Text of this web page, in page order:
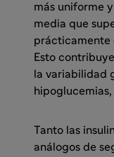
más uniforme
media que
prácticamente
Esto
la variabilidad
Tanto las
análogos de